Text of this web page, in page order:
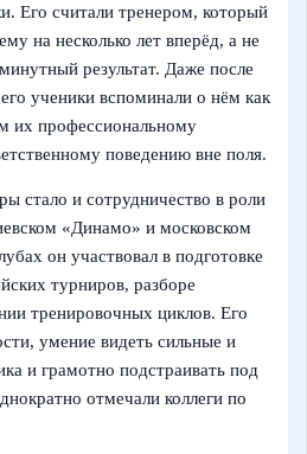
Его считали тренером, который
на несколько лет вперёд, а не
результат. Даже после
ученики вспоминали о нём как
их профессиональному
поведению вне поля.
стало и сотрудничество в роли
«Динамо» и московском
он участвовал в подготовке
турниров, разборе
тренировочных циклов. Его
умение видеть сильные и
и грамотно подстраивать под
отмечали коллеги по